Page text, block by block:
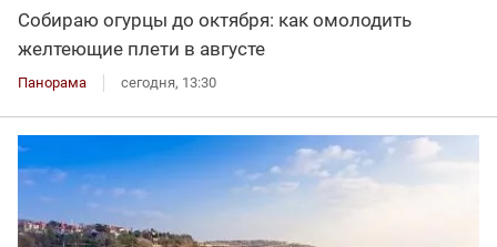
Собираю огурцы до октября: как омолодить
желтеющие плети в августе
Панорама сегодня, 13:30